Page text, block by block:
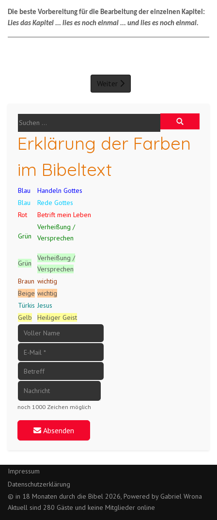
Die beste Vorbereitung für die Bearbeitung der einzelnen Kapitel:
Lies das Kapitel ... lies es noch einmal ... und lies es noch einmal.
Weiter
Erklärung der Farben
im Bibeltext
Blau
Handeln Gottes
Blau
Rede Gottes
Rot
Betrift mein Leben
Grün
Verheißung /
Versprechen
Grün
Verheißung /
Versprechen
Braun wichtig
Beige wichtig
Türkis Jesus
Gelb
Heiliger Geist
noch 1000 Zeichen möglich
Absenden
Impressum
Datenschutzerklärung
© in 18 Monaten durch die Bibel 2026, Powered by Gabriel Wrona
Aktuell sind 280 Gäste und keine Mitglieder online